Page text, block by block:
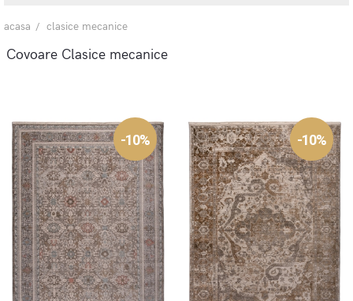
acasa clasice mecanice
Covoare Clasice mecanice
-10% -10%